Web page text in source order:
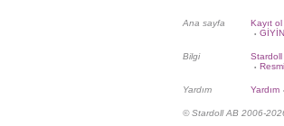
Ana sayfa Kayıt ol
•
Bilgi Stardoll
•
Yardım Yardım •
© Stardoll AB 2006-